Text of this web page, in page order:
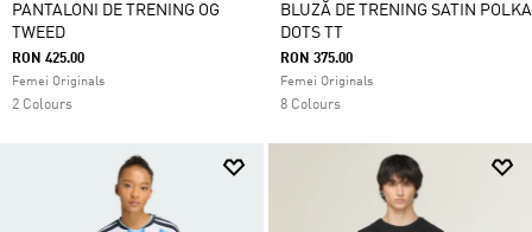
PANTALONI DE TRENING OG
TWEED
RON 425.00
Femei Originals
2 Colours
BLUZĂ DE TRENING SATIN POLKA
DOTS TT
RON 375.00
Femei Originals
8 Colours